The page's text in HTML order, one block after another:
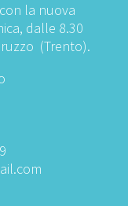
la nuova
dalle 8.30
(Trento).